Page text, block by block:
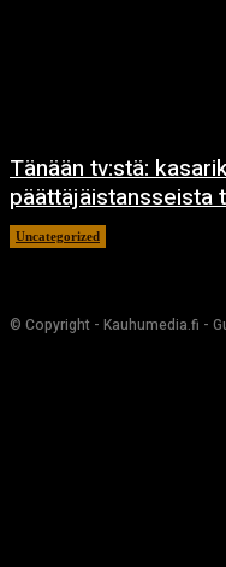
Tänään tv:stä:
päättäjäistansseista
Uncategorized
© Copyright - Kauhumedia.fi -